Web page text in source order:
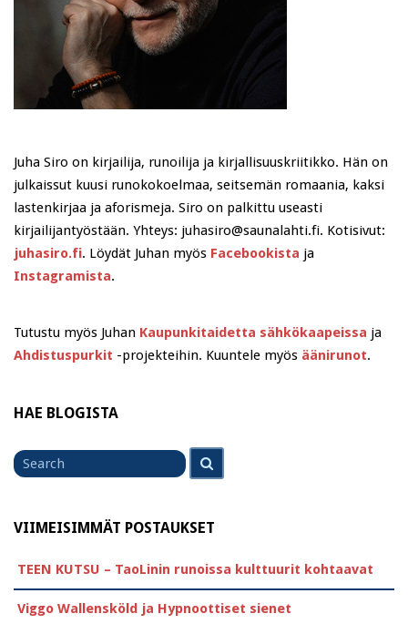
Juha Siro on kirjailija, runoilija ja kirjallisuuskriitikko. Hän on
julkaissut kuusi runokokoelmaa, seitsemän romaania, kaksi
lastenkirjaa ja aforismeja. Siro on palkittu useasti
kirjailijantyöstään. Yhteys: juhasiro@saunalahti.fi. Kotisivut:
juhasiro.fi. Löydät Juhan myös Facebookista ja
Instagramista.
Tutustu myös Juhan Kaupunkitaidetta sähkökaapeissa ja
Ahdistuspurkit -projekteihin. Kuuntele myös äänirunot.
HAE BLOGISTA
Search
for
VIIMEISIMMÄT POSTAUKSET
TEEN KUTSU – TaoLinin runoissa kulttuurit kohtaavat
Viggo Wallensköld ja Hypnoottiset sienet